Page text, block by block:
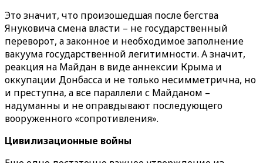
Это значит, что произошедшая после бегства
Януковича смена власти – не государственный
переворот, а законное и необходимое заполнение
вакуума государственной легитимности. А значит,
реакция на Майдан в виде аннексии Крыма и
оккупации Донбасса и не только несимметрична, но
и преступна, а все параллели с Майданом –
надуманны и не оправдывают последующего
вооруженного «сопротивления».
Цивилизационные войны